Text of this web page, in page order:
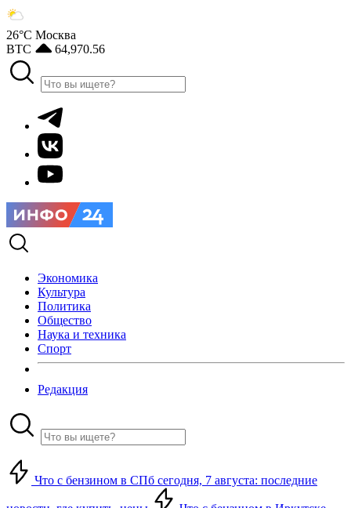
26°С Москва
BTC
64,970.56
Экономика
Культура
Политика
Общество
Наука и техника
Спорт
Редакция
Что с бензином в СПб сегодня, 7 августа: последние